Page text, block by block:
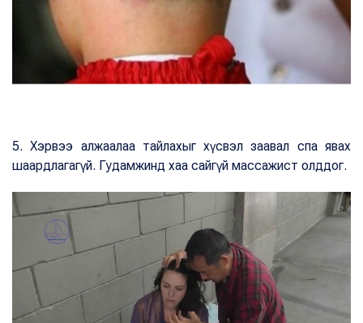
5. Хэрвээ алжаалаа тайлахыг хүсвэл заавал спа явах
шаардлагагүй. Гудамжинд хаа сайгүй массажист олддог.